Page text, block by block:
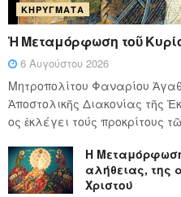
ΚΗΡΎΓΜΑΤΑ
Ἡ Μεταμόρφωση τοῦ
6 Αυγούστου 2026
Μητροπολίτου Φαναρίου
Ἀποστολικῆς Διακονίας τῆς
ος ἐκλέγει τούς προ­κρί­τους
Η Μεταμόρφωση
αλήθειας, της
Χριστού